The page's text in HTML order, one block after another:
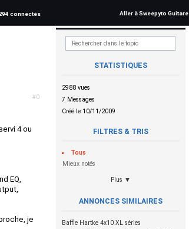
connectés Aller à Sweepyto Guitare
STATISTIQUES
2988 vues
7 Messages
Créé le 10/11/2009
FILTRES & TRIS
Tous
Mieux notés
Plus ▼
ANNONCES SIMILAIRES
Baffle Hartke 4x10 XL séries
#0
4 ou
EQ,
je